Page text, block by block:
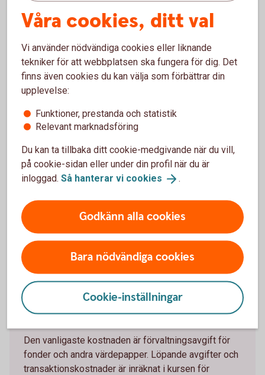
Tjänstekostnader
Detta är kostnader och avgifter som kan tas ut för
olika tjänster. Exempel på tjänstekostnader är
kostnaden du har för portföljförvaltning eller för
Kostnader för fonder och andra
värdepapper
Den vanligaste kostnaden är förvaltningsavgift för
fonder och andra värdepapper. Löpande avgifter och
transaktionskostnader är inräknat i kursen för
Våra cookies, ditt val
Vi använder nödvändiga cookies eller liknande
tekniker för att webbplatsen ska fungera för dig. Det
finns även cookies du kan välja som förbättrar din
upplevelse:
Funktioner, prestanda och statistik
Relevant marknadsföring
Du kan ta tillbaka ditt cookie-medgivande när du vill,
på cookie-sidan eller under din profil när du är
inloggad. Så hanterar vi cookies .
Godkänn alla cookies
Bara nödvändiga cookies
Cookie-inställningar